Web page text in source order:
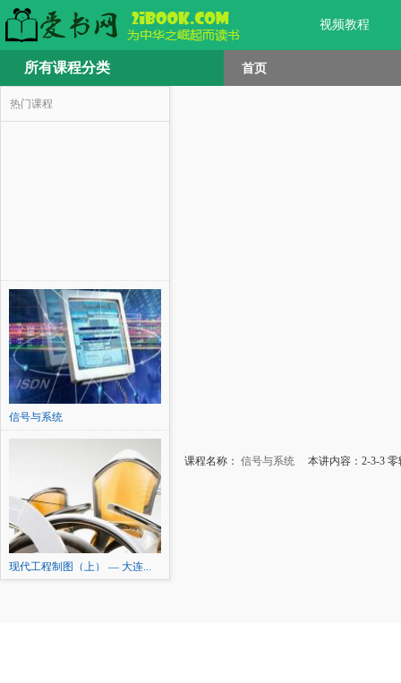
视频教程
所有课程分类 首页
热门课程
信号与系统
现代工程制图（上） — 大连...
课程名称： 信号与系统 本讲内容：2-3-3 零